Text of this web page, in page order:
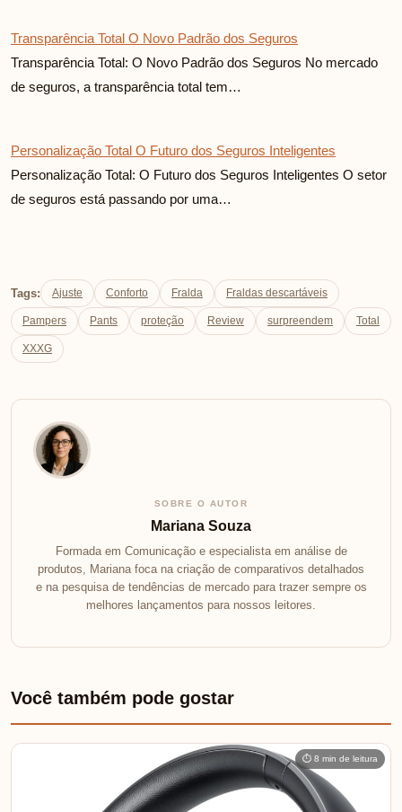
Transparência Total O Novo Padrão dos Seguros
Transparência Total: O Novo Padrão dos Seguros No mercado
de seguros, a transparência total tem…
Personalização Total O Futuro dos Seguros Inteligentes
Personalização Total: O Futuro dos Seguros Inteligentes O setor
de seguros está passando por uma…
Tags: Ajuste Conforto Fralda Fraldas descartáveis
Pampers Pants proteção Review surpreendem Total
XXXG
SOBRE O AUTOR
Mariana Souza
Formada em Comunicação e especialista em análise de
produtos, Mariana foca na criação de comparativos detalhados
e na pesquisa de tendências de mercado para trazer sempre os
melhores lançamentos para nossos leitores.
Você também pode gostar
⏱ 8 min de leitura